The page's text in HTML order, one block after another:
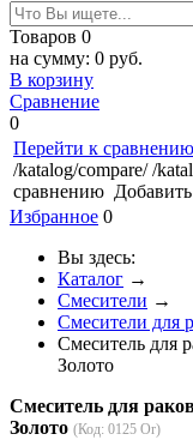
Товаров 0
на сумму: 0 руб.
В корзину
Сравнение
0
Перейти к сравнению
/katalog/compare/ /
сравнению
Избранное 0
Вы здесь:
Каталог →
Смесители →
Смесители для
Cмеситель для
Золото
Cмеситель для
Золото (Код: 0125 Or)